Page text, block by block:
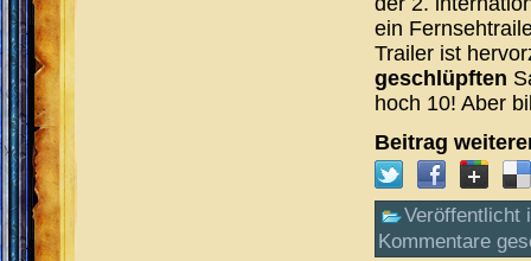
ein
Trailer ist
geschlüpften
hoch 10! Aber
Beitrag
Veröffentlicht
Kommentare